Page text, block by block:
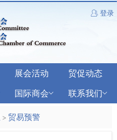
登录
展会活动
贸促动态
国际商会 联系我们
> 贸易预警